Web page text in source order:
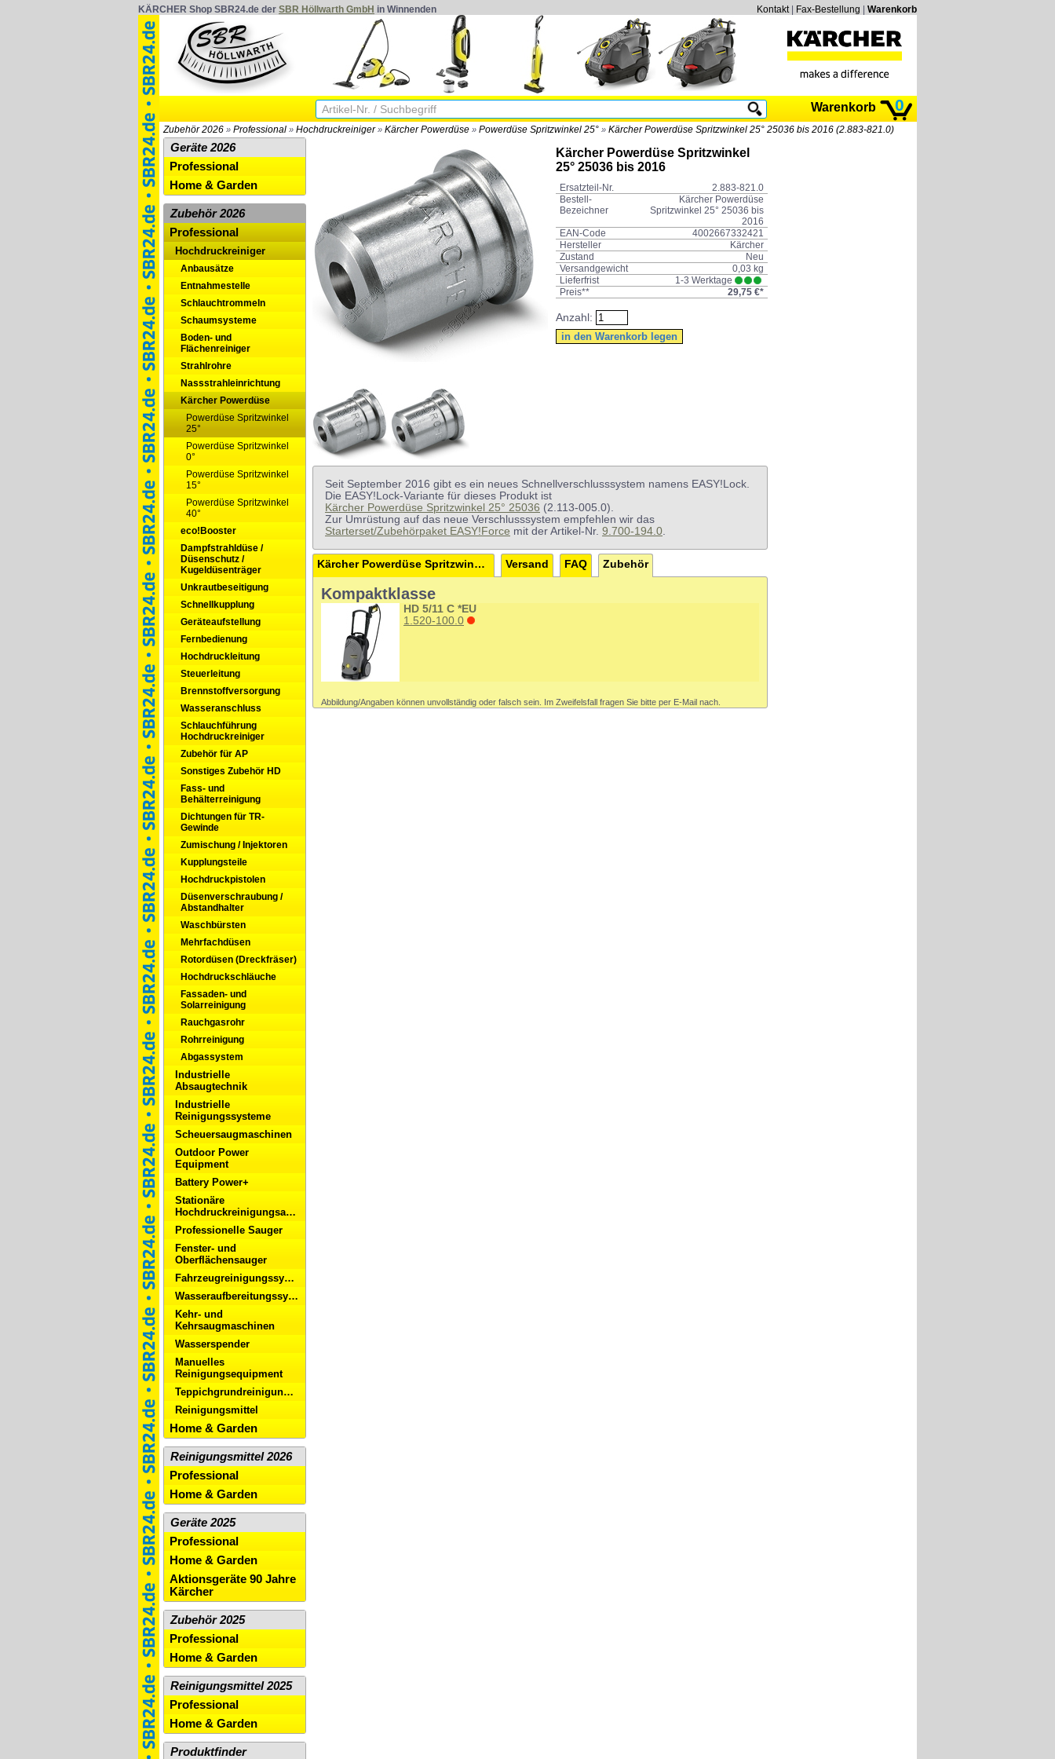
KÄRCHER Shop SBR24.de der SBR Höllwarth GmbH in Winnenden Kontakt| Fax-Bestellung Warenkorb
Warenkorb 0
Zubehör 2026 » Professional » Hochdruckreiniger» Kärcher Powerdüse » Powerdüse Spritzwinkel 25° » Kärcher Powerdüse Spritzwinkel 25° 25036 bis 2016 (2.883-821.0)
Kärcher Powerdüse Spritzwinkel
25° 25036 bis 2016
Ersatzteil-Nr.
2.883-821.0
Bestell-
Bezeichner
Kärcher Powerdüse
Spritzwinkel 25° 25036 bis
2016
EAN-Code
4002667332421
Hersteller
Kärcher
Zustand
Neu
Versandgewicht
0,03 kg
Lieferfrist
1-3 Werktage
Preis**
29,75 €*
Anzahl:
Seit September 2016 gibt es ein neues Schnellverschlusssystem namens EASY!Lock.
Die EASY!Lock-Variante für dieses Produkt ist
Kärcher Powerdüse Spritzwinkel 25° 25036 (2.113-005.0).
Zur Umrüstung auf das neue Verschlusssystem empfehlen wir das
Starterset/Zubehörpaket EASY!Force mit der Artikel-Nr. 9.700-194.0.
Kärcher Powerdüse Spritzwinkel 25° 25036 bis 2016 Versand FAQ Zubehör
Kompaktklasse
HD 5/11 C *EU
1.520-100.0
Abbildung/Angaben können unvollständig oder falsch sein. Im Zweifelsfall fragen Sie bitte per E-Mail nach.
Geräte 2026
Professional
Home & Garden
Zubehör 2026
Professional
Hochdruckreiniger
Anbausätze
Entnahmestelle
Schlauchtrommeln
Schaumsysteme
Boden- und
Flächenreiniger
Strahlrohre
Nassstrahleinrichtung
Kärcher Powerdüse
Powerdüse Spritzwinkel
25°
Powerdüse Spritzwinkel
0°
Powerdüse Spritzwinkel
15°
Powerdüse Spritzwinkel
40°
eco!Booster
Dampfstrahldüse /
Düsenschutz /
Kugeldüsenträger
Unkrautbeseitigung
Schnellkupplung
Geräteaufstellung
Fernbedienung
Hochdruckleitung
Steuerleitung
Brennstoffversorgung
Wasseranschluss
Schlauchführung
Hochdruckreiniger
Zubehör für AP
Sonstiges Zubehör HD
Fass- und
Behälterreinigung
Dichtungen für TR-
Gewinde
Zumischung / Injektoren
Kupplungsteile
Hochdruckpistolen
Düsenverschraubung /
Abstandhalter
Waschbürsten
Mehrfachdüsen
Rotordüsen (Dreckfräser)
Hochdruckschläuche
Fassaden- und
Solarreinigung
Rauchgasrohr
Rohrreinigung
Abgassystem
Industrielle
Absaugtechnik
Industrielle
Reinigungssysteme
Scheuersaugmaschinen
Outdoor Power
Equipment
Battery Power+
Stationäre
Hochdruckreinigungsanlagen
Professionelle Sauger
Fenster- und
Oberflächensauger
Fahrzeugreinigungssysteme
Wasseraufbereitungssysteme
Kehr- und
Kehrsaugmaschinen
Wasserspender
Manuelles
Reinigungsequipment
Teppichgrundreinigungsgeräte/Dampfreiniger
Reinigungsmittel
Home & Garden
Reinigungsmittel 2026
Professional
Home & Garden
Geräte 2025
Professional
Home & Garden
Aktionsgeräte 90 Jahre
Kärcher
Zubehör 2025
Professional
Home & Garden
Reinigungsmittel 2025
Professional
Home & Garden
Produktfinder